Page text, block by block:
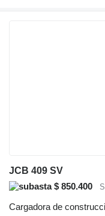
JCB 409 SV
$ 850.400
Cargadora de